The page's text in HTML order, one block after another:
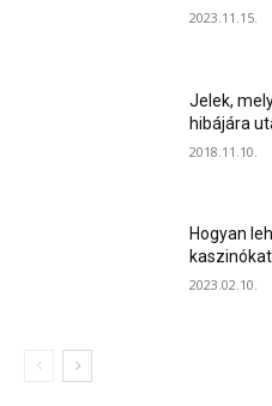
2023.11.15.
Jelek,
hibájára
2018.11.10.
Hogyan
2023.02.10.